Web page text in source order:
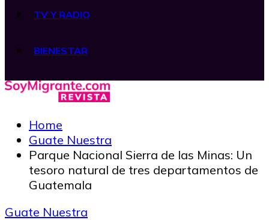
TV Y RADIO
BIENESTAR
Home
Guate Nuestra
Parque Nacional Sierra de las Minas: Un
tesoro natural de tres departamentos de
Guatemala
Guate Nuestra